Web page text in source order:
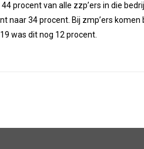
procent van alle zzp’ers in die
naar 34 procent. Bij zmp’ers
was dit nog 12 procent.